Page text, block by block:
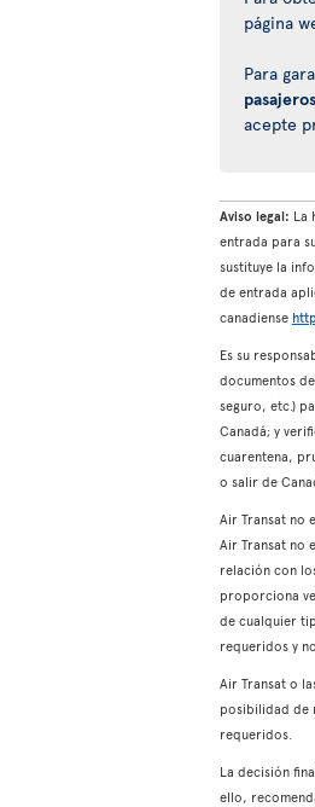
página
Para
acepte
Aviso legal: La
entrada para
sustituye la
de entrada
canadiense
Es su
documentos
seguro, etc.)
Canadá; y
cuarentena,
o salir de
Air Transat no
Air Transat no
relación con
proporciona
de cualquier
requeridos y
Air Transat o
posibilidad de
requeridos.
La decisión
ello,